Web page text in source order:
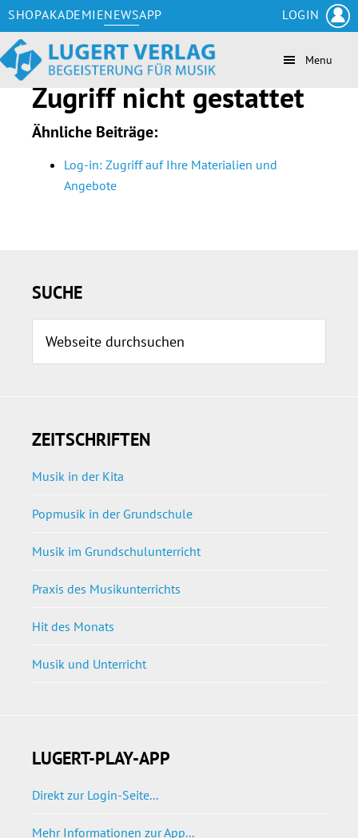
Zum
Inhalt
springen
Skip
to
secondary
navigation
Zur
Seitenspalte
springen
Zur
Fußzeile
springen
Menu
Zugriff nicht gestattet
Ähnliche Beiträge:
Log-in: Zugriff auf Ihre Materialien und
Angebote
SUCHE
durchsuchen
ZEITSCHRIFTEN
Musik in der Kita
Popmusik in der Grundschule
Musik im Grundschulunterricht
Praxis des Musikunterrichts
Hit des Monats
Musik und Unterricht
LUGERT-PLAY-APP
Direkt zur Login-Seite...
Mehr Informationen zur App...
SHOPAKADEMIENEWSAPP LOGIN